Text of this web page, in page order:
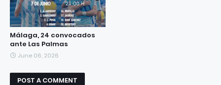
Málaga, 24 convocados
ante Las Palmas
June 06, 2026
POST A COMMENT